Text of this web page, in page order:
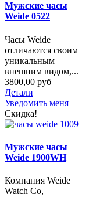
Мужские часы
Weide 0522
Часы Weide
отличаются своим
уникальным
внешним видом,...
3800,00 руб
Детали
Уведомить меня
Скидка!
Мужские часы
Weide 1900WH
Компания Weide
Watch Co,